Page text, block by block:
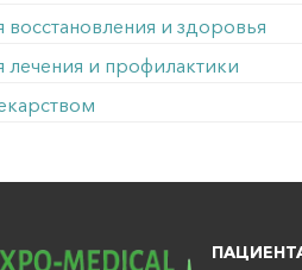
и здоровья
лечения и профилактики